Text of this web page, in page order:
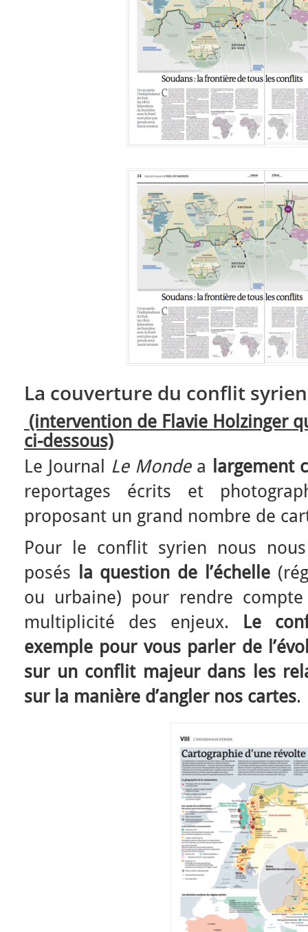
La couverture du conflit syrien
(intervention de Flavie Holzinger
ci-dessous)
Le Journal Le Mondea
largement
reportages écrits et
proposant un grand nombre de
Pour le conflit syrien nous
posés
la question de l’échelle
ou urbaine) pour rendre
multiplicité des enjeux.
Le
exemple pour vous parler de
sur un conflit majeur dans les
sur la manière d’angler nos cartes.